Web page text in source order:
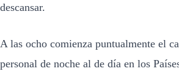
descansar.
A las ocho comienza puntualmente el
personal de noche al de día en los